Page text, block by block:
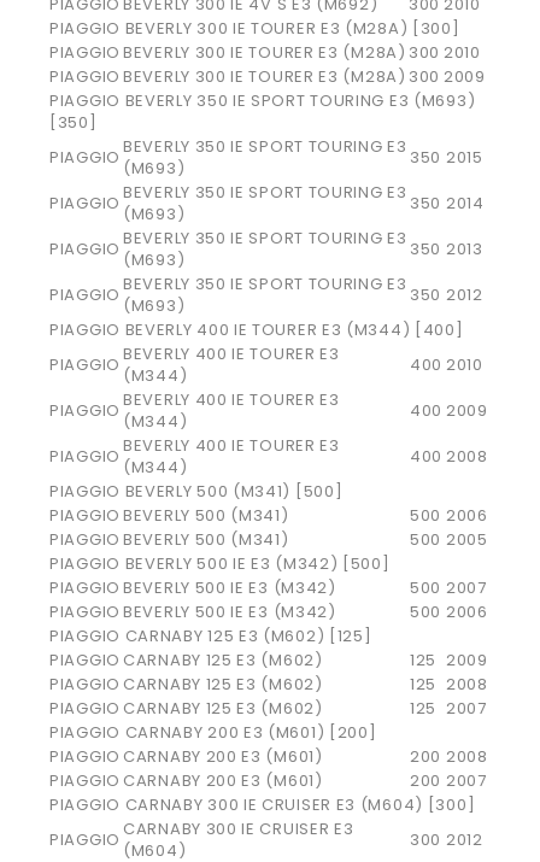
PIAGGIO BEVERLY 300 IE TOURER E3 (M28A) [300]
PIAGGIO BEVERLY 300 IE TOURER E3 (M28A) 300 2010
PIAGGIO BEVERLY 300 IE TOURER E3 (M28A) 300 2009
PIAGGIO BEVERLY 350 IE SPORT TOURING E3 (M693)
[350]
PIAGGIO BEVERLY 350 IE SPORT TOURING E3
(M693)
350 2015
PIAGGIO BEVERLY 350 IE SPORT TOURING E3
(M693)
350 2014
PIAGGIO BEVERLY 350 IE SPORT TOURING E3
(M693)
350 2013
PIAGGIO BEVERLY 350 IE SPORT TOURING E3
(M693)
350 2012
PIAGGIO BEVERLY 400 IE TOURER E3 (M344) [400]
PIAGGIO BEVERLY 400 IE TOURER E3
(M344)
400 2010
PIAGGIO BEVERLY 400 IE TOURER E3
(M344)
400 2009
PIAGGIO BEVERLY 400 IE TOURER E3
(M344)
400 2008
PIAGGIO BEVERLY 500 (M341) [500]
PIAGGIO BEVERLY 500 (M341) 500 2006
PIAGGIO BEVERLY 500 (M341) 500 2005
PIAGGIO BEVERLY 500 IE E3 (M342) [500]
PIAGGIO BEVERLY 500 IE E3 (M342) 500 2007
PIAGGIO BEVERLY 500 IE E3 (M342) 500 2006
PIAGGIO CARNABY 125 E3 (M602) [125]
PIAGGIO CARNABY 125 E3 (M602) 125 2009
PIAGGIO CARNABY 125 E3 (M602) 125 2008
PIAGGIO CARNABY 125 E3 (M602) 125 2007
PIAGGIO CARNABY 200 E3 (M601) [200]
PIAGGIO CARNABY 200 E3 (M601) 200 2008
PIAGGIO CARNABY 200 E3 (M601) 200 2007
PIAGGIO CARNABY 300 IE CRUISER E3 (M604) [300]
PIAGGIO CARNABY 300 IE CRUISER E3
(M604)
300 2012